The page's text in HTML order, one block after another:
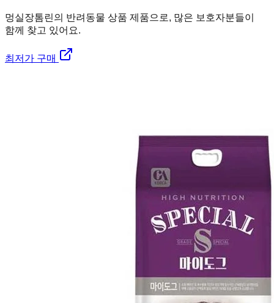
멍실장톰린의 반려동물 상품 제품으로, 많은 보호자분들이
함께 찾고 있어요.
최저가 구매